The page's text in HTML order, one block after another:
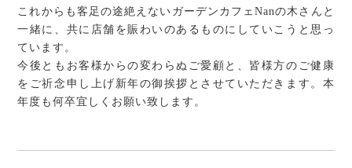
これからも客足の途絶えないガーデンカフェNanの木さんと
一緒に、共に店舗を賑わいのあるものにしていこうと思っ
ています。
今後ともお客様からの変わらぬご愛顧と、皆様方のご健康
をご祈念申し上げ新年の御挨拶とさせていただきます。本
年度も何卒宜しくお願い致します。